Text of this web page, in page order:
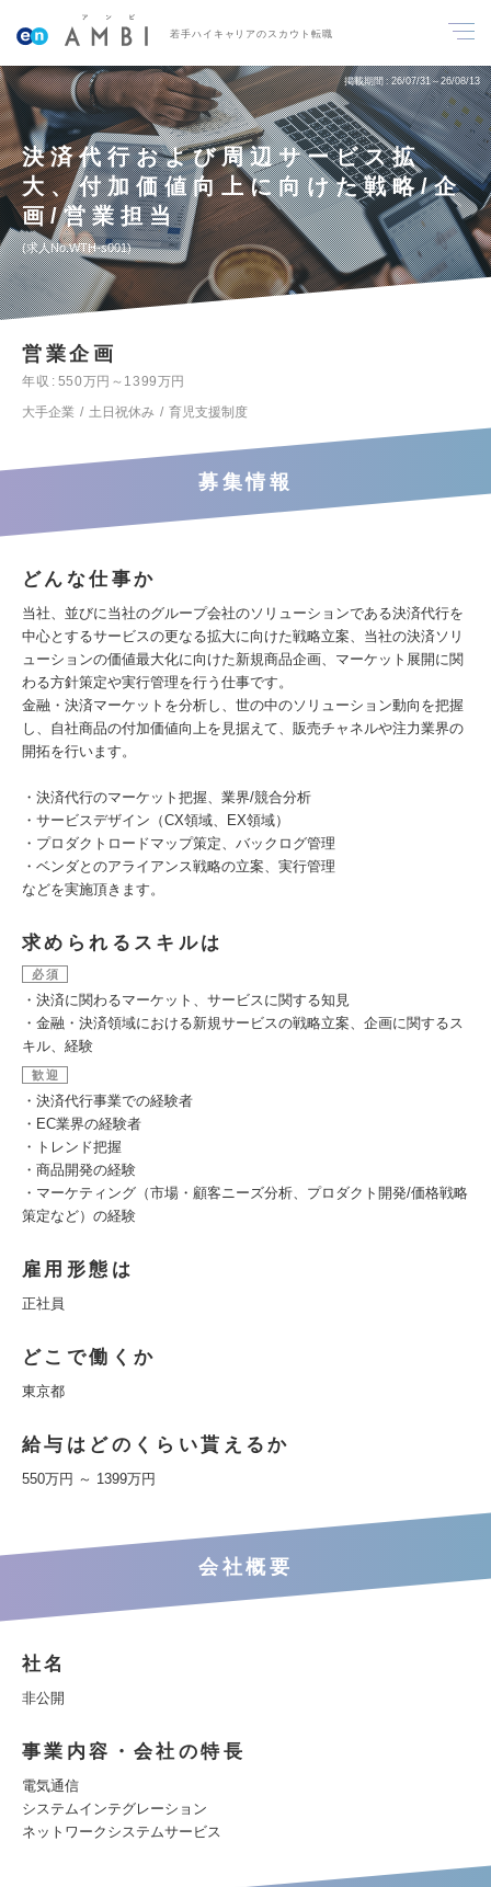
若手ハイキャリアのスカウト転職
掲載期間 26/07/31～26/08/13
決済代行および周辺サービス拡
大、付加価値向上に向けた戦略/企
画/営業担当
求人No.WTH-s001
営業企画
年収
550万円～1399万円
大手企業
土日祝休み 育児支援制度
募集情報
どんな仕事か
当社、並びに当社のグループ会社のソリューションである決済代行を
中心とするサービスの更なる拡大に向けた戦略立案、当社の決済ソリ
ューションの価値最大化に向けた新規商品企画、マーケット展開に関
わる方針策定や実行管理を行う仕事です。
金融・決済マーケットを分析し、世の中のソリューション動向を把握
し、自社商品の付加価値向上を見据えて、販売チャネルや注力業界の
開拓を行います。
・決済代行のマーケット把握、業界/競合分析
・サービスデザイン（CX領域、EX領域）
・プロダクトロードマップ策定、バックログ管理
・ベンダとのアライアンス戦略の立案、実行管理
などを実施頂きます。
求められるスキルは
必須
・決済に関わるマーケット、サービスに関する知見
・金融・決済領域における新規サービスの戦略立案、企画に関するス
キル、経験
歓迎
・決済代行事業での経験者
・EC業界の経験者
・トレンド把握
・商品開発の経験
・マーケティング（市場・顧客ニーズ分析、プロダクト開発/価格戦略
策定など）の経験
雇用形態は
正社員
どこで働くか
東京都
給与はどのくらい貰えるか
550万円 ～ 1399万円
会社概要
社名
非公開
事業内容・会社の特長
電気通信
システムインテグレーション
ネットワークシステムサービス